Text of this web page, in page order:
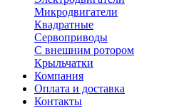
Микродвигатели
Квадратные
Сервоприводы
С внешним ротором
Крыльчатки
Компания
Оплата и доставка
Контакты